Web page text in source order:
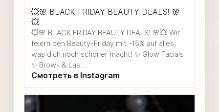
💥🌸 BLACK FRIDAY BEAUTY DEALS! 🌸
💥
💥🌸 BLACK FRIDAY BEAUTY DEALS! 🌸💥 Wir
feiern den Beauty-Friday mit –15% auf alles,
was dich noch schöner macht! ✨ Glow Facials
✨ Brow- & Las…
Смотреть в Instagram